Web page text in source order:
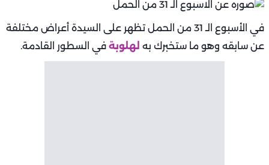
في الأسبوع الـ 31 من الحمل تظهر على السيدة أعراض مختلفة
عن سابقه وهو ما ستخبرك به لهلوبة في السطور القادمة.